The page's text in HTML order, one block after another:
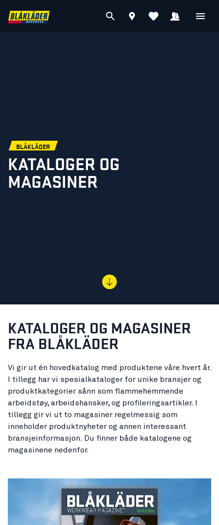
BLÅKLÄDER
KATALOGER OG
MAGASINER
KATALOGER OG MAGASINER
FRA BLÅKLÄDER
Vi gir ut én hovedkatalog med produktene våre hvert år.
I tillegg har vi spesialkataloger for unike bransjer og
produktkategorier sånn som flammehemmende
arbeidstøy, arbeidshansker, og profileringsartikler. I
tillegg gir vi ut to magasiner regelmessig som
inneholder produktnyheter og annen interessant
bransjeinformasjon. Du finner både katalogene og
magasinene nedenfor.